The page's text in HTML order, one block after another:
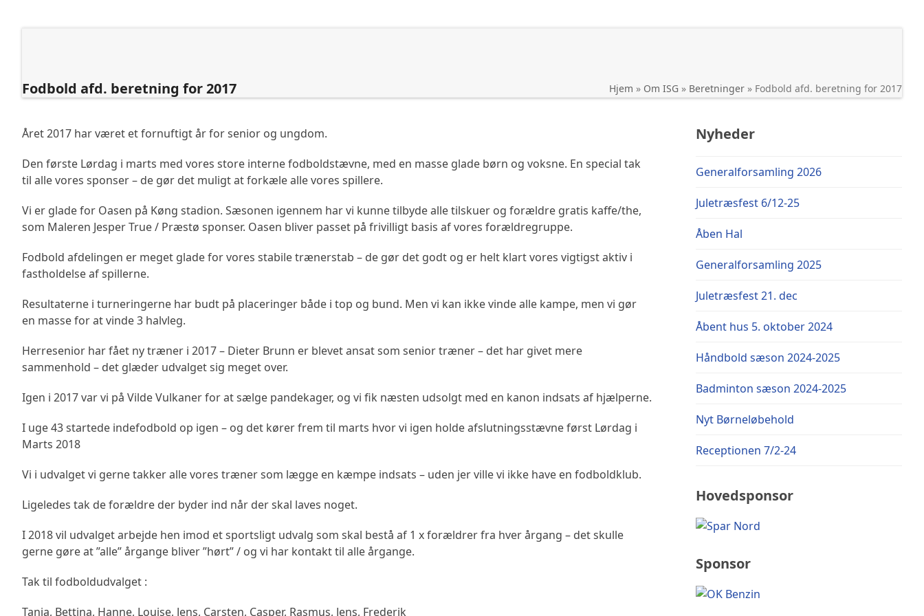
Fodbold afd. beretning for 2017 Hjem » Om ISG » Beretninger » Fodbold afd. beretning for 2017
Året 2017 har været et fornuftigt år for senior og ungdom.
Den første Lørdag i marts med vores store interne fodboldstævne, med en masse glade børn og voksne. En special tak
til alle vores sponser – de gør det muligt at forkæle alle vores spillere.
Vi er glade for Oasen på Køng stadion. Sæsonen igennem har vi kunne tilbyde alle tilskuer og forældre gratis kaffe/the,
som Maleren Jesper True / Præstø sponser. Oasen bliver passet på frivilligt basis af vores forældregruppe.
Fodbold afdelingen er meget glade for vores stabile trænerstab – de gør det godt og er helt klart vores vigtigst aktiv i
fastholdelse af spillerne.
Resultaterne i turneringerne har budt på placeringer både i top og bund. Men vi kan ikke vinde alle kampe, men vi gør
en masse for at vinde 3 halvleg.
Herresenior har fået ny træner i 2017 – Dieter Brunn er blevet ansat som senior træner – det har givet mere
sammenhold – det glæder udvalget sig meget over.
Igen i 2017 var vi på Vilde Vulkaner for at sælge pandekager, og vi fik næsten udsolgt med en kanon indsats af hjælperne.
I uge 43 startede indefodbold op igen – og det kører frem til marts hvor vi igen holde afslutningsstævne først Lørdag i
Marts 2018
Vi i udvalget vi gerne takker alle vores træner som lægge en kæmpe indsats – uden jer ville vi ikke have en fodboldklub.
Ligeledes tak de forældre der byder ind når der skal laves noget.
I 2018 vil udvalget arbejde hen imod et sportsligt udvalg som skal bestå af 1 x forældrer fra hver årgang – det skulle
gerne gøre at ”alle” årgange bliver ”hørt” / og vi har kontakt til alle årgange.
Tak til fodboldudvalget :
Tanja, Bettina, Hanne, Louise, Jens, Carsten, Casper, Rasmus, Jens, Frederik
Nyheder
Generalforsamling 2026
Juletræsfest 6/12-25
Åben Hal
Generalforsamling 2025
Juletræsfest 21. dec
Åbent hus 5. oktober 2024
Håndbold sæson 2024-2025
Badminton sæson 2024-2025
Nyt Børneløbehold
Receptionen 7/2-24
Hovedsponsor
Sponsor